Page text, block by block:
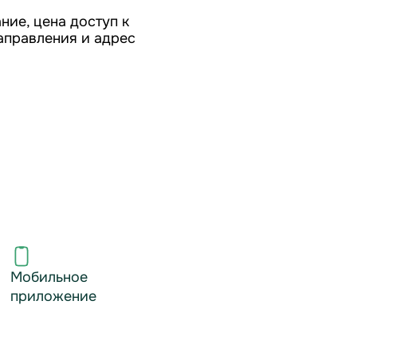
цена доступ к
и адрес
Мобильное
приложение